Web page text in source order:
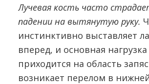
Лучевая кость часто
падении на вытянутую руку.
инстинктивно выставляет
вперед, и основная нагрузка
приходится на область
возникает перелом в